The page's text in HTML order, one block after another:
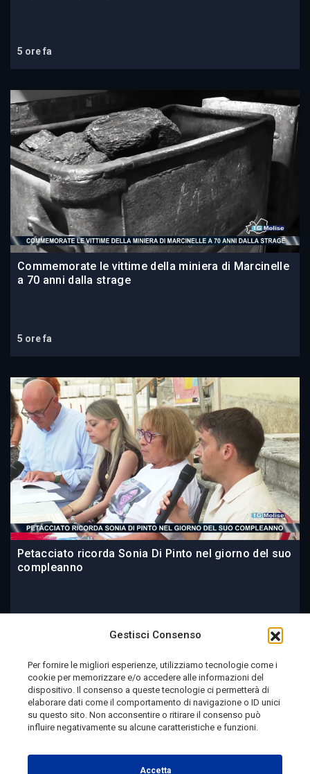
Gestisci Consenso
Per fornire le migliori esperienze, utilizziamo tecnologie come i
cookie per memorizzare e/o accedere alle informazioni del
dispositivo. Il consenso a queste tecnologie ci permetterà di
elaborare dati come il comportamento di navigazione o ID unici
su questo sito. Non acconsentire o ritirare il consenso può
influire negativamente su alcune caratteristiche e funzioni.
Accetta
5 ore fa
Commemorate le vittime della miniera di Marcinelle
a 70 anni dalla strage
5 ore fa
Petacciato ricorda Sonia Di Pinto nel giorno del suo
compleanno
Telemolise - reg. Tribunale di Campobasso n. 133 del
10/08/1982 - Direttore Responsabile:MANUELA
PETESCIA
Campobasso n. 224 del 4/5/1996 - Direttore Responsabile: